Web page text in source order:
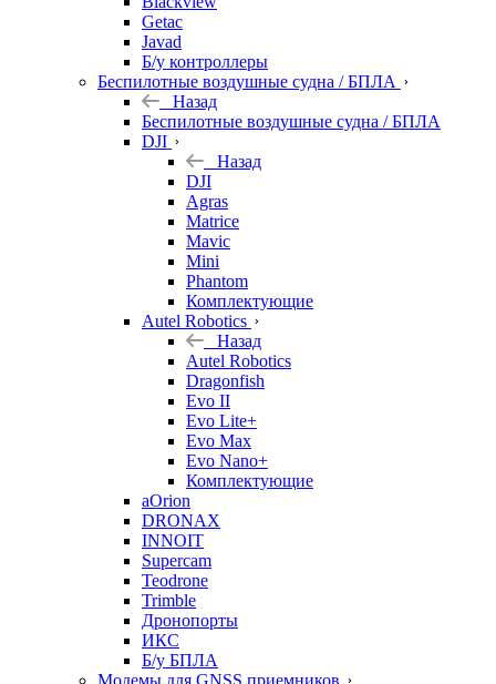
Getac
Javad
Б/у контроллеры
Беспилотные воздушные судна / БПЛА
Назад
Беспилотные воздушные судна / БПЛА
DJI
Назад
DJI
Agras
Matrice
Mavic
Mini
Phantom
Комплектующие
Autel Robotics
Назад
Autel Robotics
Dragonfish
Evo II
Evo Lite+
Evo Max
Evo Nano+
Комплектующие
aOrion
DRONAX
INNOIT
Supercam
Teodrone
Trimble
Дронопорты
ИКС
Б/у БПЛА
Модемы для GNSS приемников